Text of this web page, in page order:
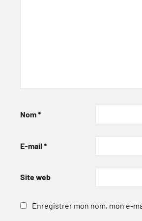
Nom*
E-mail *
Site web
Enregistrer mon nom, mon e-